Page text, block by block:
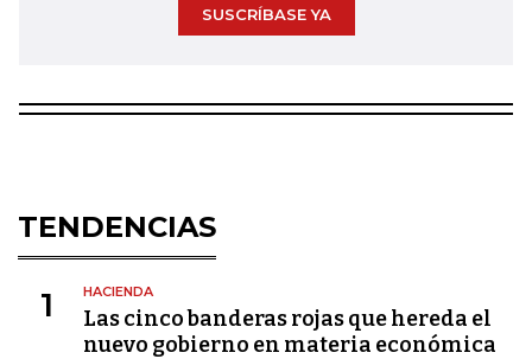
SUSCRÍBASE YA
TENDENCIAS
1 HACIENDA
Las cinco banderas rojas que hereda el
nuevo gobierno en materia económica